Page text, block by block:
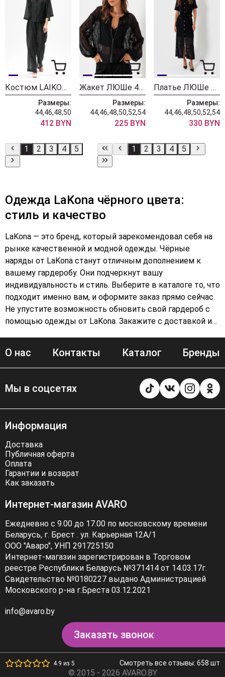
Костюм LAIKONY L-692 черный
Размеры:
44,46,48,50
412 BYN
Жакет ЛЮШе 4459 черный
Размеры:
44,46,48,50,52,54
225 BYN
Платье ЛЮШе 4454
Размеры:
44,46,48,50,52,54
330 BYN
1 2 3 4 5 1 2 3 4 5
Одежда LaKona чёрного цвета:
стиль и качество
LaKona — это бренд, который зарекомендовал себя на
рынке качественной и модной одежды. Чёрные
наряды от LaKona станут отличным дополнением к
вашему гардеробу. Они подчеркнут вашу
индивидуальность и стиль. Выберите в каталоге то, что
подходит именно вам, и оформите заказ прямо сейчас.
Не упустите возможность обновить свой гардероб с
помощью одежды от LaKona. Закажите с доставкой и
одежду, которая подчеркнёт вашу фигуру и станет
основой для создания неповторимых образов.
О нас Контакты Каталог Бренды
Мы в соцсетях
Информация
Доставка
Публичная оферта
Оплата
Гарантии и возврат
Как заказать
Интернет-магазин AVARO
Ежедневно с 9.00 до 17.00 по московскому времени
Беларусь, г. Брест . ул. Карьерная 12А/1
ООО "Аваро", УНП 291725150
Интернет-магазин зарегистрирован в Торговом
реестре Республики Беларусь №371414 от 14.03.17г.
Свидетельство №0180227 выдано Администрацией
Московского р-на г.Бреста 03.12.2021
info@avaro.by
Заказать звонок
4.9 из 5 Смотреть все отзывы: 658 шт
© 2015 - 2026 AVARO.BY